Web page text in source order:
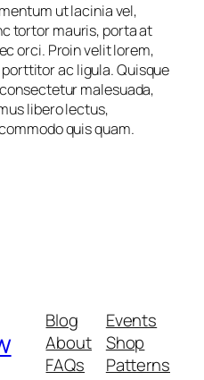
ut lacinia vel,
tortor mauris, porta at
orci. Proin velit lorem,
ac ligula. Quisque
malesuada,
libero lectus,
quis quam.
Blog
About
FAQs
Events
Shop
Patterns